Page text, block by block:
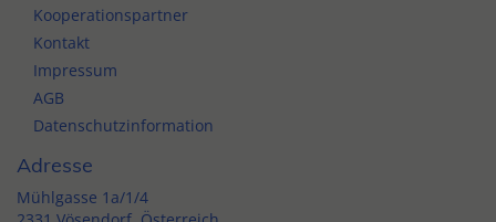
Kooperationspartner
Kontakt
Impressum
AGB
Datenschutzinformation
Adresse
Mühlgasse 1a/1/4